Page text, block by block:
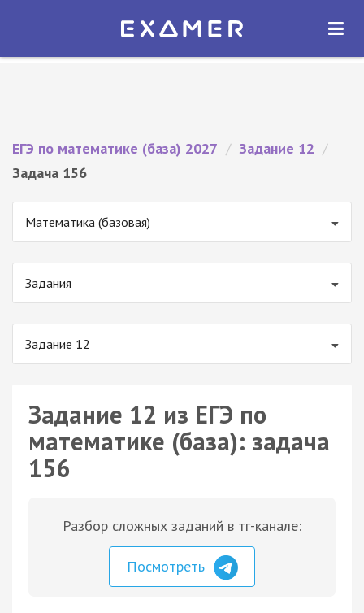
Экзамер — ЕГЭ 2027
ОТКРЫТЬ
ЕГЭ по математике (база) 2027 / Задание 12 /
Задача 156
Математика (базовая)
Задания
Задание 12
Задание 12 из ЕГЭ по
математике (база): задача
156
Разбор сложных заданий в тг-канале:
Посмотреть